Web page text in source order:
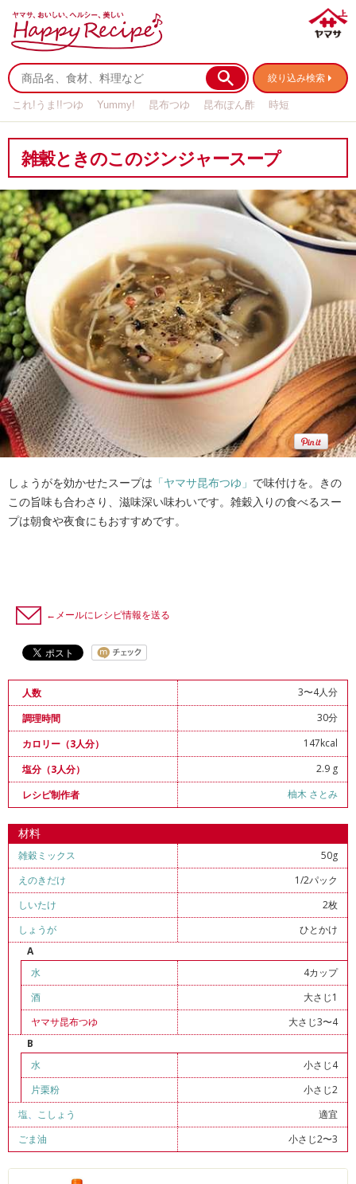
絞り込み検索
これ!うま!!つゆ Yummy! 昆布つゆ 昆布ぽん酢
時短
雑穀ときのこのジンジャースープ
しょうがを効かせたスープは 「ヤマサ昆布つゆ」 で味付けを。きの
この旨味も合わさり、滋味深い味わいです。雑穀入りの食べるスー
プは朝食や夜食にもおすすめです。
←メールにレシピ情報を送る
人数
3〜4人分
調理時間
30分
カロリー（3人分）
147kcal
塩分（3人分）
2.9 g
レシピ制作者
柚木 さとみ
材料
雑穀ミックス
50g
えのきだけ
1/2パック
しいたけ
2枚
しょうが
ひとかけ
A
水
4カップ
酒
大さじ1
ヤマサ昆布つゆ
大さじ3〜4
B
水
小さじ4
片栗粉
小さじ2
塩、 こしょう
適宜
ごま油
小さじ2〜3